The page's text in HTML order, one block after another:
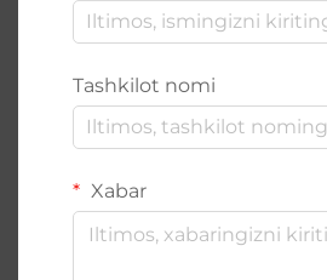
Tashkilot nomi
Xabar